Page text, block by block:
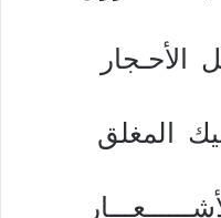
الأحـجار
المغلق